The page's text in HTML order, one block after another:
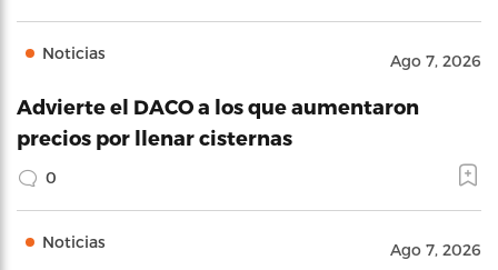
Noticias Ago 7, 2026
Advierte el DACO a los que aumentaron
precios por llenar cisternas
0
Noticias Ago 7, 2026